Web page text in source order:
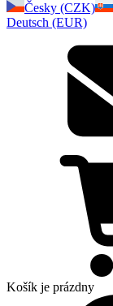
Česky (CZK)
Deutsch (EUR)
Košík je prázdny